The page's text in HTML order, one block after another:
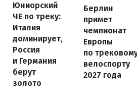
Юниорский
ЧЕ по треку:
Италия
доминирует,
Россия
и Германия
берут
золото
Берлин
примет
чемпионат
Европы
по
велоспорту
2027 года